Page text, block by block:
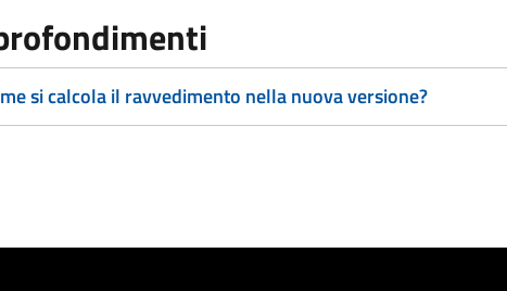
si calcola il ravvedimento nella nuova versione?